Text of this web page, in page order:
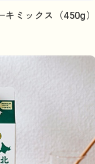
キミックス（450g